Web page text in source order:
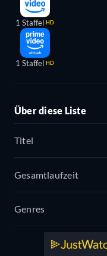
1 Staffel HD
1 Staffel HD
Über diese Liste
Titel
Gesamtlaufzeit
Genres